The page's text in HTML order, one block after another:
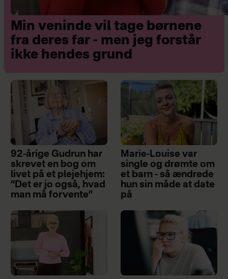
Min veninde vil tage børnene
fra deres far - men jeg forstår
ikke hendes grund
92-årige Gudrun har
skrevet en bog om
livet på et plejehjem:
”Det er jo også, hvad
man må forvente”
Marie-Louise var
single og drømte om
et barn - så ændrede
hun sin måde at date
på